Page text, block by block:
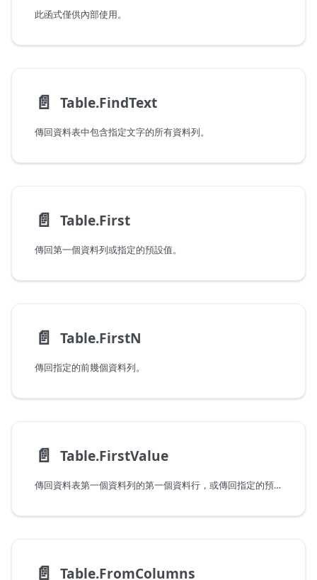
此函式僅供內部使用。
📄️ Table.FindText
傳回資料表中包含指定文字的所有資料列。
📄️ Table.First
傳回第一個資料列或指定的預設值。
📄️ Table.FirstN
傳回指定的前幾個資料列。
📄️ Table.FirstValue
傳回資料表第一個資料列的第一個資料行，或傳回指定的預設值。
📄️ Table.FromColumns